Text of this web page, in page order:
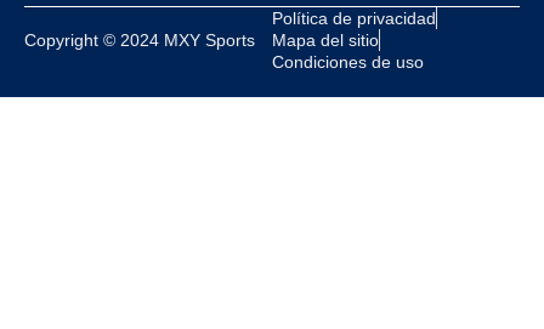
Copyright © 2024 MXY Sports
Política de privacidad
Mapa del sitio
Condiciones de uso